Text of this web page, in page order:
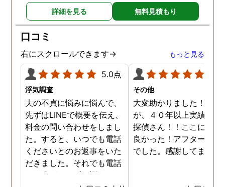
詳細を見る 無料見積もり
口コミ
右にスクロールできます→ もっと見る
5.0点
浮気調査
夫の不貞に悩みに悩んで、
先ずはLINEで概要を伝え、
料金の問い合わせをしまし
た。すると、いつでも電話
くださいとのお返事をいた
だきました。それでも電話
する事ができずに悩んでい
その他
大変助かりました！！さ
が、４０年以上実績のあ
探偵さん！！ここに頼ん
良かった！アフターも完
でした。感謝してます。